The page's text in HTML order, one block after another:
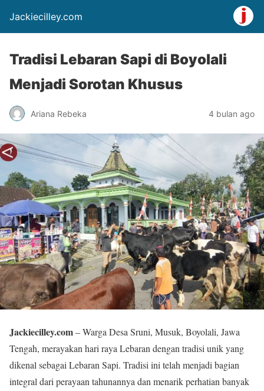
Jackiecilley.com
Tradisi Lebaran Sapi di Boyolali
Menjadi Sorotan Khusus
Ariana Rebeka 4 bulan ago
Jackiecilley.com– Warga Desa Sruni, Musuk, Boyolali, Jawa
Tengah, merayakan hari raya Lebaran dengan tradisi unik yang
dikenal sebagai Lebaran Sapi. Tradisi ini telah menjadi bagian
integral dari perayaan tahunannya dan menarik perhatian banyak